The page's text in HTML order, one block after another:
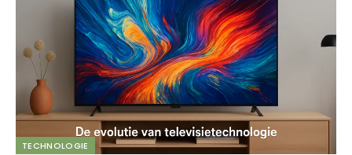
TECHNOLOGIE